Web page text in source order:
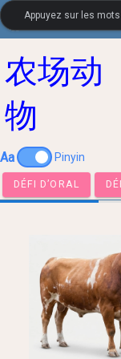
农场动
物
Aa Pinyin
Appuyez sur les